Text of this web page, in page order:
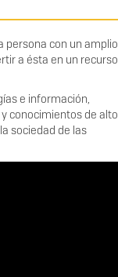
persona con un amplio
a ésta en un recurso
e información,
conocimientos de alto
sociedad de las